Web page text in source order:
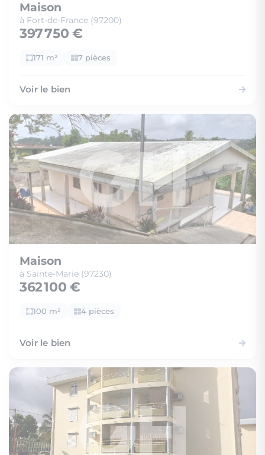
Maison
à Fort-de-France (97200)
397 750 €
171 m² 7 pièces
Voir le bien
Maison
à Sainte-Marie (97230)
362 100 €
100 m² 4 pièces
Voir le bien